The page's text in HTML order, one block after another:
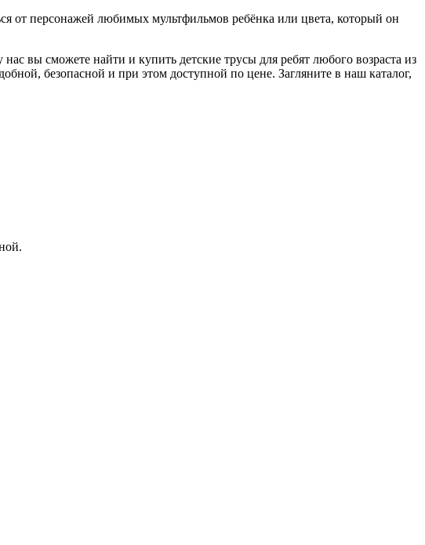
от персонажей любимых мультфильмов ребёнка или цвета, который он
вы сможете найти и купить детские трусы для ребят любого возраста из
безопасной и при этом доступной по цене. Загляните в наш каталог,